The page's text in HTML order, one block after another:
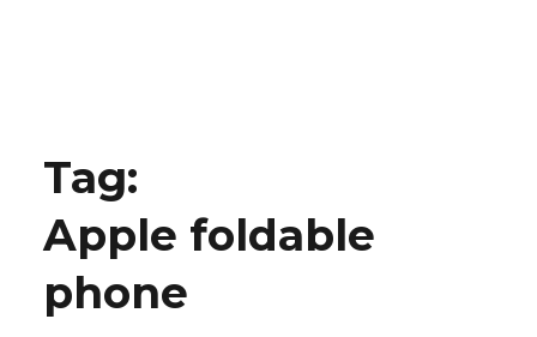
Tag:
Apple foldable
phone